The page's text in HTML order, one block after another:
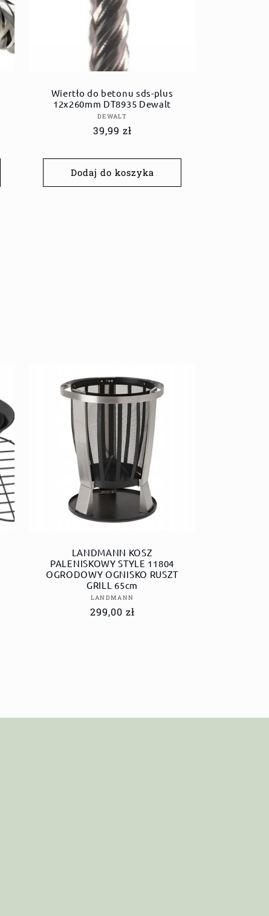
Wiertło do betonu sds-plus
12x260mm DT8935 Dewalt
Dostawca:
DEWALT
Cena
39,99 zł
Dodaj do koszyka
LANDMANN KOSZ
PALENISKOWY STYLE 11804
OGRODOWY OGNISKO RUSZT
GRILL 65cm
Dostawca:
LANDMANN
Cena
299,00 zł